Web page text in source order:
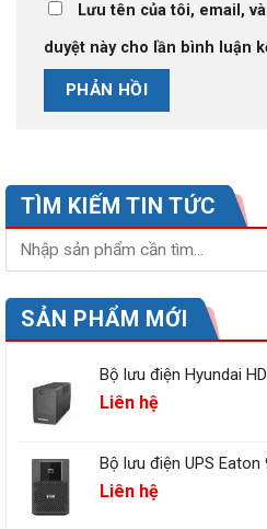
Lưu tên của tôi, email,
duyệt này cho lần bình luận
TÌM KIẾM TIN TỨC
SẢN PHẨM MỚI
Bộ lưu điện Hyundai
Liên hệ
Bộ lưu điện UPS
Liên hệ